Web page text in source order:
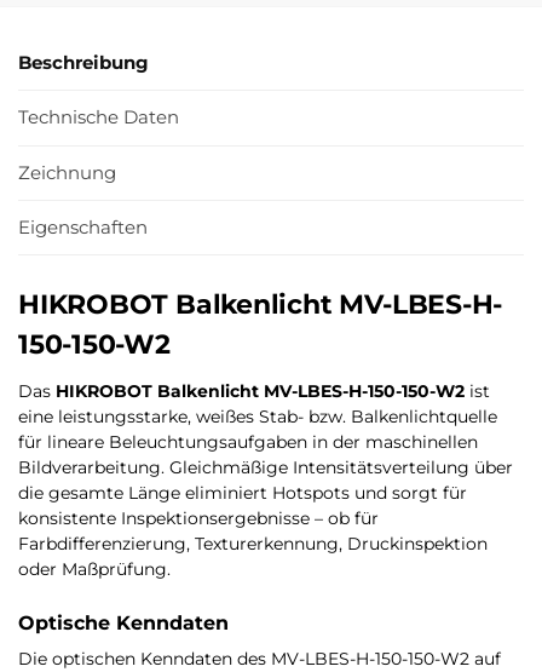
Beschreibung
Technische Daten
Zeichnung
Eigenschaften
HIKROBOT Balkenlicht MV-LBES-H-
150-150-W2
Das HIKROBOT Balkenlicht MV-LBES-H-150-150-W2 ist
eine leistungsstarke, weißes Stab- bzw. Balkenlichtquelle
für lineare Beleuchtungsaufgaben in der maschinellen
Bildverarbeitung. Gleichmäßige Intensitätsverteilung über
die gesamte Länge eliminiert Hotspots und sorgt für
konsistente Inspektionsergebnisse – ob für
Farbdifferenzierung, Texturerkennung, Druckinspektion
oder Maßprüfung.
Optische Kenndaten
Die optischen Kenndaten des MV-LBES-H-150-150-W2 auf